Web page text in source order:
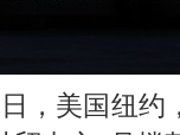
，美国纽